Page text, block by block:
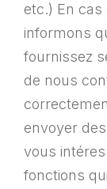
etc.) En
informons
fournissez
de nous
envoyer
vous
fonctions